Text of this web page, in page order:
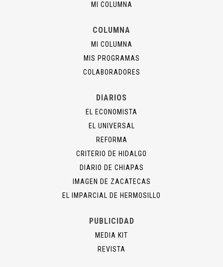
MI COLUMNA
COLUMNA
MI COLUMNA
MIS PROGRAMAS
COLABORADORES
DIARIOS
EL ECONOMISTA
EL UNIVERSAL
REFORMA
CRITERIO DE HIDALGO
DIARIO DE CHIAPAS
IMAGEN DE ZACATECAS
EL IMPARCIAL DE HERMOSILLO
PUBLICIDAD
MEDIA KIT
REVISTA